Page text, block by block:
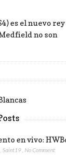
es el nuevo
no son
en vivo:
,Saint19,No Comment